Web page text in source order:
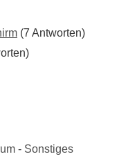
(7 Antworten)
- Sonstiges